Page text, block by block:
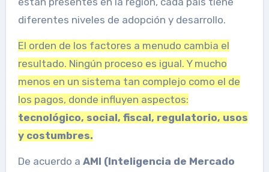
diferentes niveles de adopción y desarrollo.
El orden de los factores a menudo cambia el
resultado. Ningún proceso es igual. Y mucho
menos en un sistema tan complejo como el de
los pagos, donde influyen aspectos:
tecnológico, social, fiscal, regulatorio, usos
y costumbres.
De acuerdo a AMI (Inteligencia de Mercado